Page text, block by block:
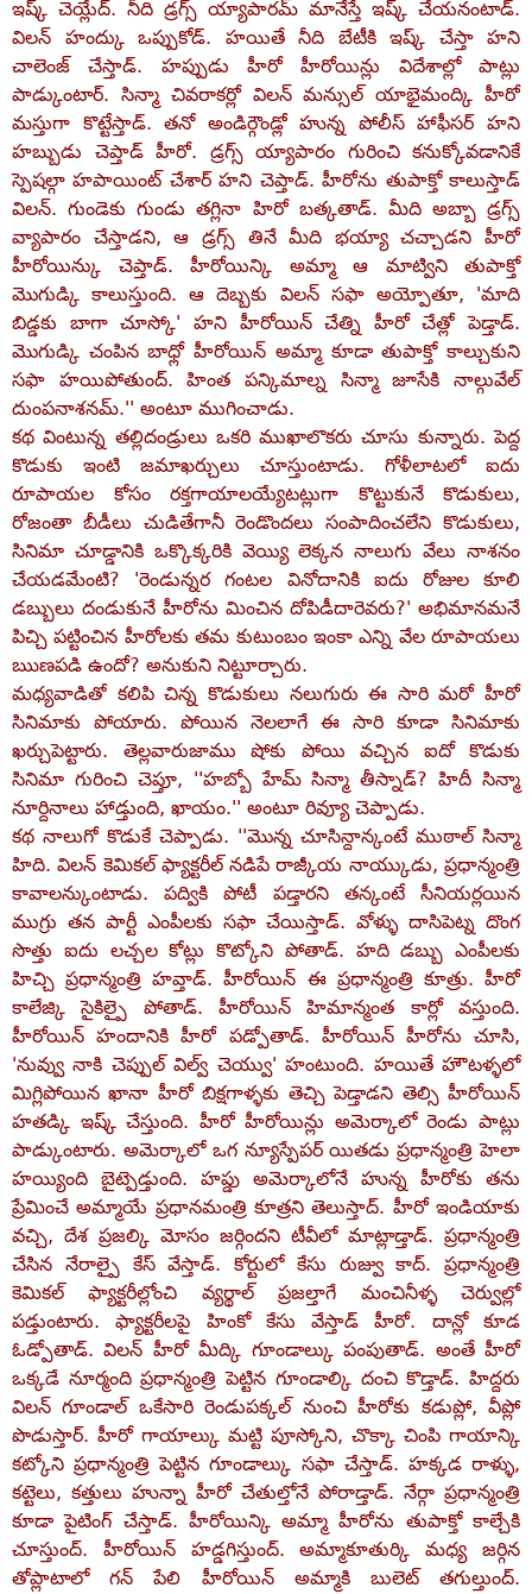
ఇష్క్‌ చెయ్లేద్‌. నీది డ్రగ్స్‌ య్యాపారమ్‌ మానేస్తే ఇష్క్‌ చేయనంటాడ్‌.
విలన్‌ హంద్కు ఒప్పుకోడ్‌. హయితే నీది బేటీకి ఇష్క్‌ చేస్తా హని
చాలెంజ్‌ చేస్తాడ్‌. హప్పుడు హీరో హీరోయిన్లు విదేశాల్లో పాట్లు
పాడ్కుంటార్‌. సిన్మా చివరాకర్లో విలన్‌ మన్సుల్‌ యాభైమంద్కి హీరో
మస్తుగా కొట్టేస్తాడ్‌. తనో అండిర్గౌండ్లో హున్న పోలీస్‌ హాఫీసర్‌ హని
హబ్బుడు చెప్తాడ్‌ హీరో. డ్రగ్స్‌ య్యాపారం గురించి కనుక్కోవడానికే
స్పెషల్గా హపాయింట్‌ చేశార్‌ హని చెప్తాడ్‌. హీరోను తుపాక్తో కాలుస్తాడ్‌
విలన్‌. గుండెకు గుండు తగ్లినా హిరో బత్కతాడ్‌. మీది అబ్బా డ్రగ్స్‌
వ్యాపారం చేస్తాడని, ఆ డ్రగ్స్‌ తినే మీది భయ్యా చచ్చాడని హీరో
హీరోయిన్కు చెప్తాడ్‌. హీరోయిన్కి అమ్మా ఆ మాట్విని తుపాక్తో
మొగుడ్కి కాలుస్తుంది. ఆ దెబ్బకు విలన్‌ సఫా అయ్పోతూ, 'మాది
బిడ్డకు బాగా చూస్కో' హని హీరోయిన్‌ చేత్ని హీరో చేత్లో పెడ్తాడ్‌.
మొగుడ్కి చంపిన బాధ్లో హీరోయిన్‌ అమ్మా కూడా తుపాక్తో కాల్చుకుని
సఫా హయిపోతుంద్‌. హింత పన్కిమాల్న సిన్మా జూసేకి నాల్గువేల్‌
దుంపనాశనమ్‌.'' అంటూ ముగించాడు.
కథ వింటున్న తల్లిదండ్రులు ఒకరి ముఖాలొకరు చూసు కున్నారు. పెద్ద
కొడుకు ఇంటి జమాఖర్చులు చూస్తుంటాడు. గోళీలాటలో ఐదు
రూపాయల కోసం రక్తగాయాలయ్యేటట్లుగా కొట్టుకునే కొడుకులు,
రోజంతా బీడీలు చుడితేగానీ రెండొందలు సంపాదించలేని కొడుకులు,
సినిమా చూడ్డానికి ఒక్కొక్కరికి వెయ్యి లెక్కన నాలుగు వేలు నాశనం
చేయడమేంటి? 'రెండున్నర గంటల వినోదానికి ఐదు రోజుల కూలి
డబ్బులు దండుకునే హీరోను మించిన దోపిడీదారెవరు?' అభిమానమనే
పిచ్చి పట్టించిన హీరోలకు తమ కుటుంబం ఇంకా ఎన్ని వేల రూపాయలు
ఋణపడి ఉందో? అనుకుని నిట్టూర్చారు.
మధ్యవాడితో కలిపి చిన్న కొడుకులు నలుగురు ఈ సారి మరో హీరో
సినిమాకు పోయారు. పోయిన నెలలాగే ఈ సారి కూడా సినిమాకు
ఖర్చుపెట్టారు. తెల్లవారుజాము షోకు పోయి వచ్చిన ఐదో కొడుకు
సినిమా గురించి చెప్తూ, ''హబ్బో హేమ్‌ సిన్మా తీస్నాడ్‌? హిదీ సిన్మా
నూర్దినాలు హాడ్తుంది, ఖాయం.'' అంటూ రివ్యూ చెప్పాడు.
కథ నాలుగో కొడుకే చెప్పాడు. ''మొన్న చూసిన్దాన్కంటే ముఠాల్‌ సిన్మా
హిది. విలన్‌ కెమికల్‌ ఫ్యాక్టరీల్‌ నడిపే రాజ్కీయ నాయ్కుడు, ప్రధాన్మంత్రి
కావాలన్కుంటాడు. పద్వికి పోటీ పడ్తారని తన్కంటే సీనియర్లయిన
ముగ్రు తన పార్టీ ఎంపీలకు సఫా చేయిస్తాడ్‌. వోళ్ళు దాసిపెట్న దొంగ
సొత్తు ఐదు లచ్చల కోట్లు కొట్కోని పోతాడ్‌. హది డబ్బు ఎంపీలకు
హిచ్చి ప్రధాన్మంత్రి హవ్తాడ్‌. హీరోయిన్‌ ఈ ప్రధాన్మంత్రి కూత్రు. హీరో
కాలేజ్కి సైకిల్పై పోతాడ్‌. హీరోయిన్‌ హిమాన్మంత కార్లో వస్తుంది.
హీరోయిన్‌ హందానికి హీరో పడ్పోతాడ్‌. హీరోయిన్‌ హీరోను చూసి,
'నువ్వు నాకి చెప్పుల్‌ విల్వ్‌ చెయ్వు' హంటుంది. హయితే హౌటళ్ళలో
మిగ్లిపోయిన ఖానా హీరో బిక్షగాళ్ళకు తెచ్చి పెడ్తాడని తెల్సి హీరోయిన్‌
హతడ్కి ఇష్క్‌ చేస్తుంది. హీరో హీరోయిన్లు అమెర్కాలో రెండు పాట్లు
పాడ్కుంటారు. అమెర్కాలో ఒగ న్యూస్పేపర్‌ యితడు ప్రధాన్మంత్రి హెలా
హయ్యింది బైట్పెడ్తుంది. హప్డు అమెర్కాలోనే హున్న హీరోకు తను
ప్రేమించే అమ్మాయే ప్రధానమంత్రి కూత్రని తెలుస్తాద్‌. హీరో ఇండియాకు
వచ్చి, దేశ ప్రజల్కి మోసం జర్గిందని టీవీలో మాట్లాడ్తాడ్‌. ప్రధాన్మంత్రి
చేసిన నేరాల్పై కేస్‌ వేస్తాడ్‌. కోర్టులో కేసు రుజ్వు కాద్‌. ప్రధాన్మంత్రి
కెమికల్‌ ఫ్యాక్టరీల్లోంచి వ్యర్థాల్‌ ప్రజల్తాగే మంచినీళ్ళ చెర్వుల్లో
పడ్తుంటారు. ఫ్యాక్టరీలపై హింకో కేసు వేస్తాడ్‌ హీరో. దాన్లో కూడ
ఓడ్పోతాడ్‌. విలన్‌ హీరో మీద్కి గూండాల్కు పంపుతాడ్‌. అంతే హీరో
ఒక్కడే నూర్మంది ప్రధాన్మంత్రి పెట్టిన గూండాల్కి దంచి కొడ్తాడ్‌. హిద్దరు
విలన్‌ గూండాల్‌ ఒకేసారి రెండుపక్కల్‌ నుంచి హీరోకు కడుప్లో, వీప్లో
పొడుస్తార్‌. హీరో గాయాల్కు మట్టి పూస్కోని, చొక్కా చింపి గాయాన్కి
కట్కోని ప్రధాన్మంత్రి పెట్టిన గూండాల్కు సఫా చేస్తాడ్‌. హక్కడ రాళ్ళు,
కట్టెలు, కత్తులు హున్నా హీరో చేతుల్తోనే పోరాడ్తాడ్‌. నేర్గా ప్రధాన్మంత్రి
కూడా పైటింగ్‌ చేస్తాడ్‌. హీరోయిన్కి అమ్మా హీరోను తుపాక్తో కాల్చేకి
చూస్తుంద్‌. హీరోయిన్‌ హడ్డగిస్తుంద్‌. అమ్మాకూతుర్కి మధ్య జర్గిన
తోప్లాటాలో గన్‌ పేలి హీరోయిన్‌ అమ్మాకి బులెట్‌ తగుల్తుంద్‌.